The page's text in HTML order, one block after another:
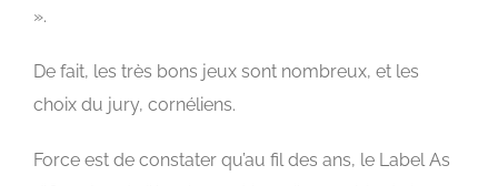
».
De fait, les très bons jeux sont nombreux, et les
choix du jury, cornéliens.
Force est de constater qu’au fil des ans, le Label As